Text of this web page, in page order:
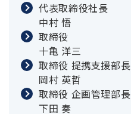
代表取締役社長
中村 悟
取締役
十亀 洋三
取締役 提携支援部長
岡村 英哲
取締役 企画管理部長
下田 奏